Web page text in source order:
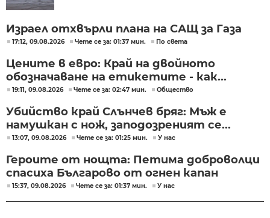
Израел отхвърли плана на САЩ за Газа
17:12, 09.08.2026 Чете се за: 01:37 мин. По света
Цените в евро: Край на двойното
обозначаване на етикетите - как...
19:11, 09.08.2026 Чете се за: 02:47 мин. Общество
Убийство край Слънчев бряг: Мъж е
намушкан с нож, заподозреният се...
13:07, 09.08.2026 Чете се за: 01:25 мин. У нас
Героите от нощта: Петима доброволци
спасиха Българово от огнен капан
15:37, 09.08.2026 Чете се за: 01:37 мин. У нас